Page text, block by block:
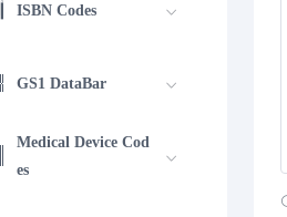
ISBN Codes
GS1 DataBar
Medical Device Cod
es